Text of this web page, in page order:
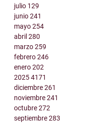
julio 129
junio241
mayo254
abril280
marzo259
febrero246
enero202
20254171
diciembre261
noviembre241
octubre272
septiembre283